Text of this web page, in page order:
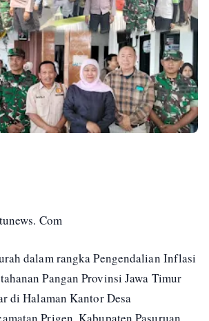
Com
dalam rangka Pengendalian Inflasi
Pangan Provinsi Jawa Timur
di Halaman Kantor Desa
Prigen, Kabupaten Pasuruan,